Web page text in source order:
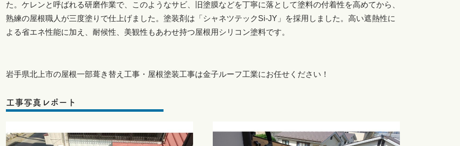
た。ケレンと呼ばれる研磨作業で、このようなサビ、旧塗膜などを丁寧に落として塗料の付着性を高めてから、
熟練の屋根職人が三度塗りで仕上げました。塗装剤は「シャネツテックSi-JY」を採用しました。高い遮熱性に
よる省エネ性能に加え、耐候性、美観性もあわせ持つ屋根用シリコン塗料です。
岩手県北上市の屋根一部葺き替え工事・屋根塗装工事は金子ルーフ工業にお任せください！
工事写真レポート